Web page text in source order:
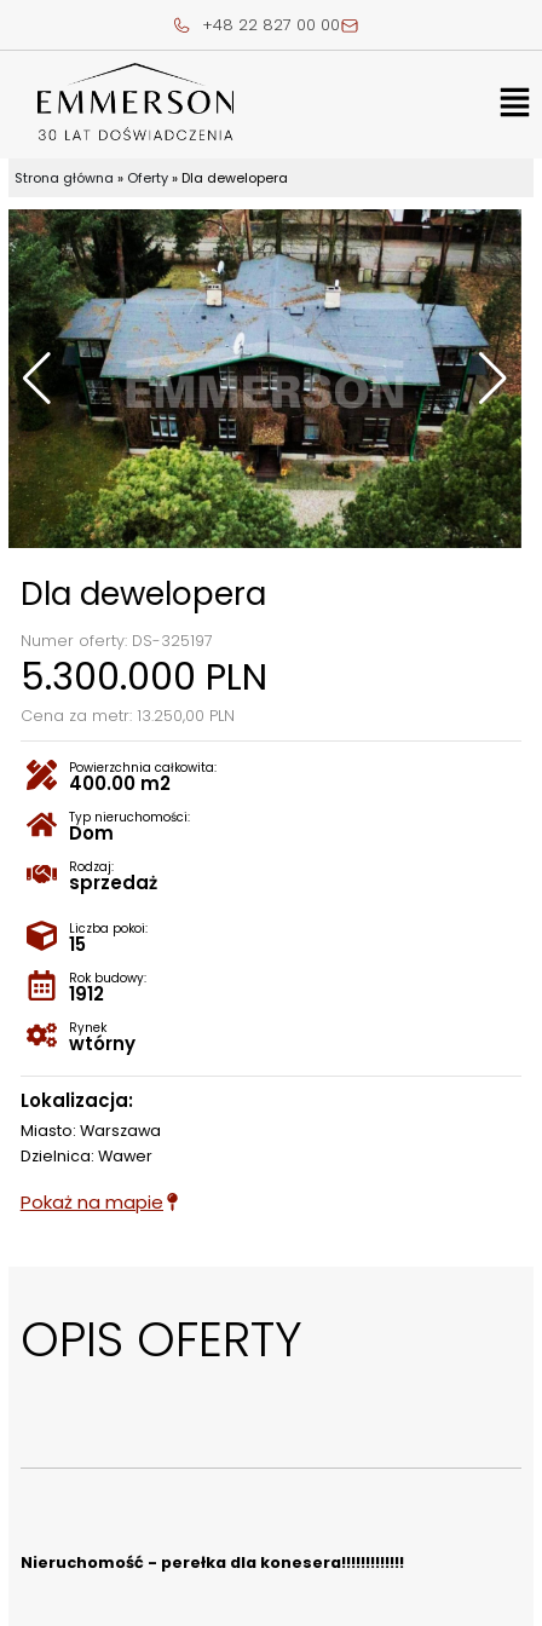
+48 22 827 00 00
Strona główna » Oferty» Dla dewelopera
Dla dewelopera
Numer oferty: DS-325197
5.300.000 PLN
Cena za metr: 13.250,00 PLN
Powierzchnia całkowita:
400.00 m2
Typ nieruchomości:
Dom
Rodzaj:
sprzedaż
Liczba pokoi:
15
Rok budowy:
1912
Rynek
wtórny
Lokalizacja:
Miasto: Warszawa
Dzielnica: Wawer
Pokaż na mapie
OPIS OFERTY
Nieruchomość - perełka dla konesera!!!!!!!!!!!!!